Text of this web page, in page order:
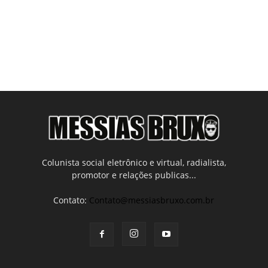
Colunista social eletrônico e virtual, radialista,
promotor e relações publicas...
Contato: Contato@messiasbruxo.com.br